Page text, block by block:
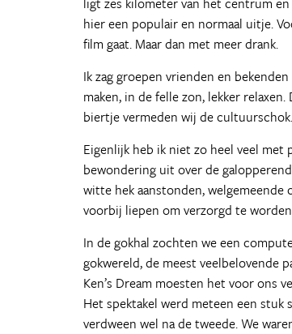
hier een populair en normaal uitje.
film gaat. Maar dan met meer drank.
Ik zag groepen vrienden en
maken, in de felle zon, lekker
biertje vermeden wij de cultuurschok.
Eigenlijk heb ik niet zo heel veel met
bewondering uit over de
witte hek aanstonden, welgemeende
voorbij liepen om verzorgd te
In de gokhal zochten we een
gokwereld, de meest veelbelovende
Ken’s Dream moesten het voor ons
Het spektakel werd meteen een
verdween wel na de tweede. We